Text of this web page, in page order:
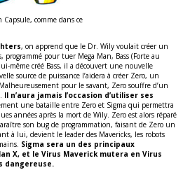
comme dans ce
, on apprend que le Dr. Wily voulait créer un
pour tuer Mega Man, Bass (Forte au
même créé Bass, il a découvert une nouvelle
source de puissance l’aidera à créer Zero, un
pour le savant, Zero souffre d’un
Il n’aura jamais l’occasion d’utiliser ses
une bataille entre Zero et Sigma qui permettra
années après la mort de Wily. Zero est alors réparé
son bug de programmation, faisant de Zero un
à lui, devient le leader des Mavericks, les robots
Sigma sera un des principaux
X, et le Virus Maverick mutera en Virus
dangereuse.